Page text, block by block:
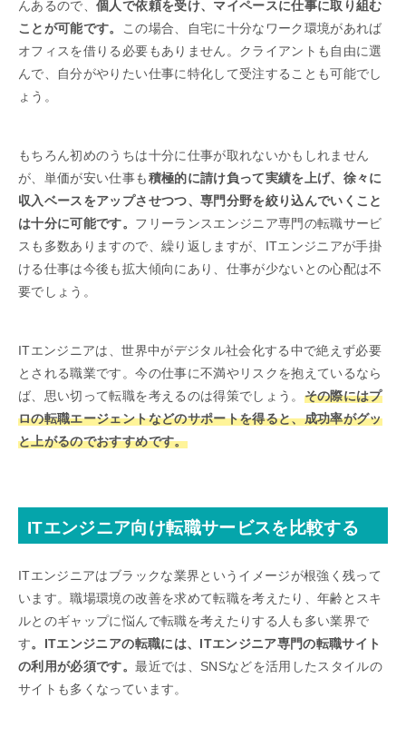
んあるので、個人で依頼を受け、マイペースに仕事に取り組む
ことが可能です。
この場合、自宅に十分なワーク環境があれば
オフィスを借りる必要もありません。クライアントも自由に選
んで、自分がやりたい仕事に特化して受注することも可能でし
ょう。
もちろん初めのうちは十分に仕事が取れないかもしれません
が、単価が安い仕事も積極的に請け負って実績を上げ、徐々に
収入ベースをアップさせつつ、専門分野を絞り込んでいくこと
は十分に可能です。 フリーランスエンジニア専門の転職サービ
スも多数ありますので、繰り返しますが、ITエンジニアが手掛
ける仕事は今後も拡大傾向にあり、仕事が少ないとの心配は不
要でしょう。
ITエンジニアは、世界中がデジタル社会化する中で絶えず必要
とされる職業です。今の仕事に不満やリスクを抱えているなら
ば、思い切って転職を考えるのは得策でしょう。 その際にはプ
ロの転職エージェントなどのサポートを得ると、成功率がグッ
と上がるのでおすすめです。
ITエンジニア向け転職サービスを比較する
ITエンジニアはブラックな業界というイメージが根強く残って
います。職場環境の改善を求めて転職を考えたり、年齢とスキ
ルとのギャップに悩んで転職を考えたりする人も多い業界で
す。ITエンジニアの転職には、ITエンジニア専門の転職サイト
の利用が必須です。最近では、SNSなどを活用したスタイルの
サイトも多くなっています。